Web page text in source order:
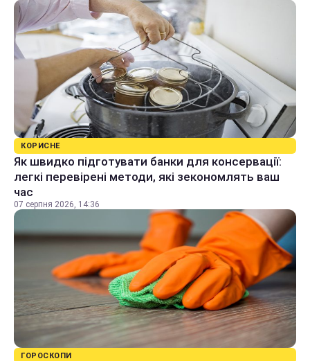
КОРИСНЕ
Як швидко підготувати банки для консервації:
легкі перевірені методи, які зекономлять ваш
час
07 серпня 2026, 14:36
ГОРОСКОПИ